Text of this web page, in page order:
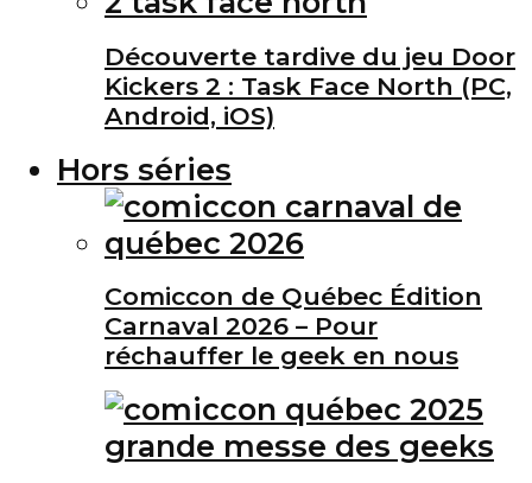
Découverte tardive du jeu Door
Kickers 2 : Task Face North (PC,
Android, iOS)
Hors séries
Comiccon de Québec Édition
Carnaval 2026 – Pour
réchauffer le geek en nous